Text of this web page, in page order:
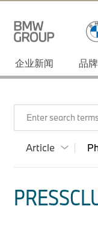
企业新闻 品牌
Enter search
Article